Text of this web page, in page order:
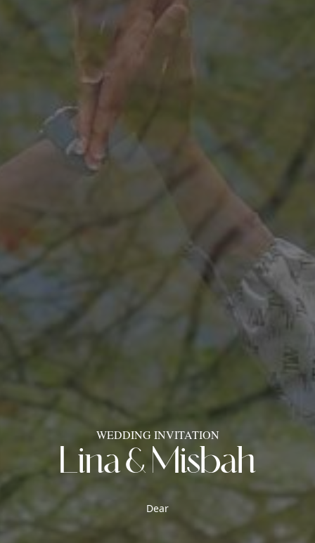
Lina & Misbah
WEDDING INVITATION
Lina & Misbah
Dear